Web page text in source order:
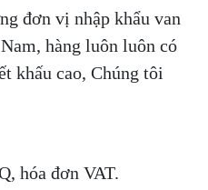
đơn vị nhập khẩu van
hàng luôn luôn có
khấu cao, Chúng tôi
hóa đơn VAT.